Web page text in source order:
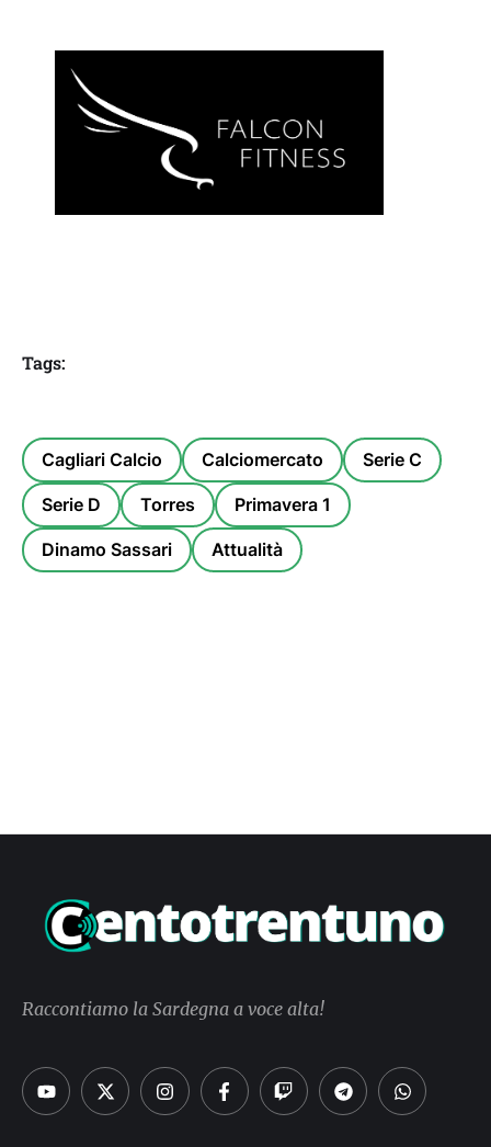
Tags:
Cagliari Calcio Calciomercato Serie C
Serie D Torres Primavera 1
Dinamo Sassari Attualità
Raccontiamo la Sardegna a voce alta!